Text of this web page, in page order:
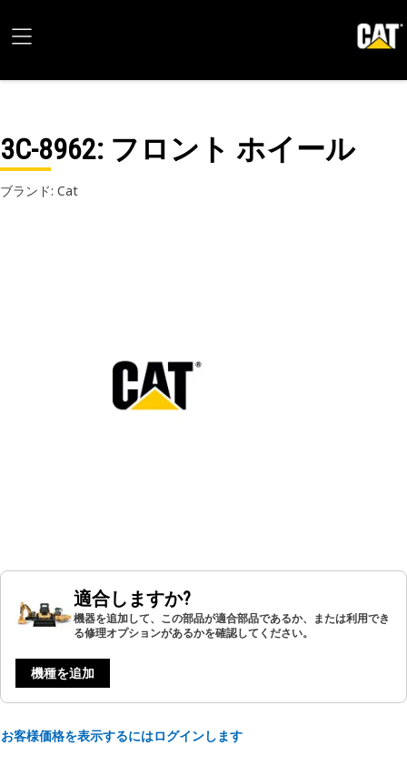
3C-8962: フロント ホイール
ブランド: Cat
適合しますか?
機器を追加して、この部品が適合部品であるか、または利用でき
る修理オプションがあるかを確認してください。
機種を追加
お客様価格を表示するにはログインします